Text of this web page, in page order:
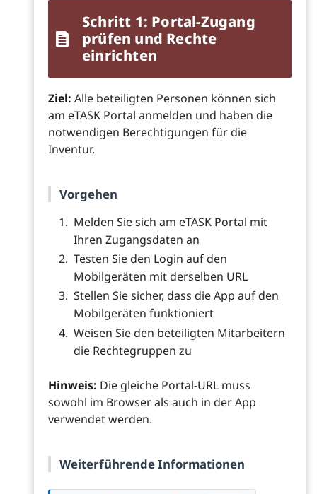
Schritt 1: Portal-Zugang
prüfen und Rechte
einrichten
Ziel: Alle beteiligten Personen können sich
am eTASK Portal anmelden und haben die
notwendigen Berechtigungen für die
Inventur.
Vorgehen
Melden Sie sich am eTASK Portal mit
Ihren Zugangsdaten an
Testen Sie den Login auf den
Mobilgeräten mit derselben URL
Stellen Sie sicher, dass die App auf den
Mobilgeräten funktioniert
Weisen Sie den beteiligten Mitarbeitern
die Rechtegruppen zu
Hinweis: Die gleiche Portal-URL muss
sowohl im Browser als auch in der App
verwendet werden.
Weiterführende Informationen